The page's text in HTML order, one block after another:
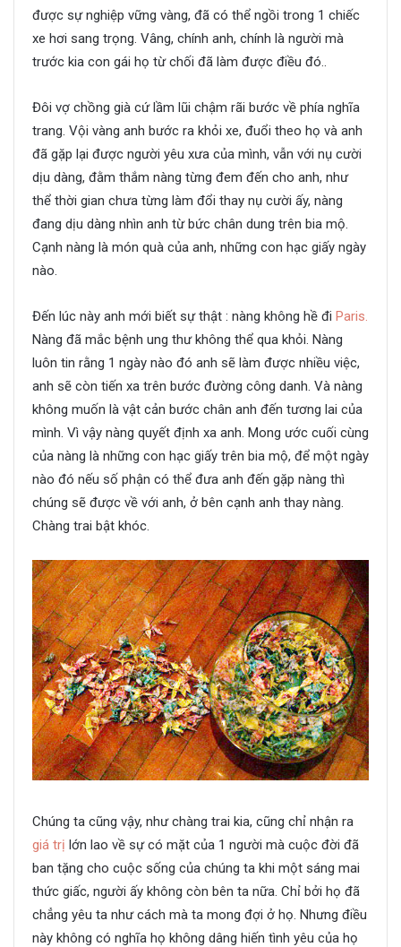
được sự nghiệp vững vàng, đã có thể ngồi trong 1 chiếc
xe hơi sang trọng. Vâng, chính anh, chính là người mà
trước kia con gái họ từ chối đã làm được điều đó..
Đôi vợ chồng già cứ lầm lũi chậm rãi bước về phía nghĩa
trang. Vội vàng anh bước ra khỏi xe, đuổi theo họ và anh
đã gặp lại được người yêu xưa của mình, vẫn với nụ cười
dịu dàng, đằm thắm nàng từng đem đến cho anh, như
thể thời gian chưa từng làm đổi thay nụ cười ấy, nàng
đang dịu dàng nhìn anh từ bức chân dung trên bia mộ.
Cạnh nàng là món quà của anh, những con hạc giấy ngày
nào.
Đến lúc này anh mới biết sự thật : nàng không hề đi Paris.
Nàng đã mắc bệnh ung thư không thể qua khỏi. Nàng
luôn tin rằng 1 ngày nào đó anh sẽ làm được nhiều việc,
anh sẽ còn tiến xa trên bước đường công danh. Và nàng
không muốn là vật cản bước chân anh đến tương lai của
mình. Vì vậy nàng quyết định xa anh. Mong ước cuối cùng
của nàng là những con hạc giấy trên bia mộ, để một ngày
nào đó nếu số phận có thể đưa anh đến gặp nàng thì
chúng sẽ được về với anh, ở bên cạnh anh thay nàng.
Chàng trai bật khóc.
Chúng ta cũng vậy, như chàng trai kia, cũng chỉ nhận ra
giá trị lớn lao về sự có mặt của 1 người mà cuộc đời đã
ban tặng cho cuộc sống của chúng ta khi một sáng mai
thức giấc, người ấy không còn bên ta nữa. Chỉ bởi họ đã
chẳng yêu ta như cách mà ta mong đợi ở họ. Nhưng điều
này không có nghĩa họ không dâng hiến tình yêu của họ